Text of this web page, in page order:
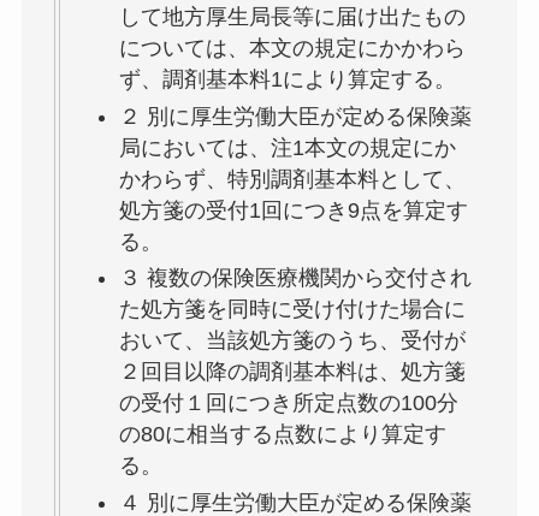
して地方厚生局長等に届け出たもの
については、本文の規定にかかわら
ず、調剤基本料1により算定する。
２ 別に厚生労働大臣が定める保険薬
局においては、注1本文の規定にか
かわらず、特別調剤基本料として、
処方箋の受付1回につき9点を算定す
る。
３ 複数の保険医療機関から交付され
た処方箋を同時に受け付けた場合に
おいて、当該処方箋のうち、受付が
２回目以降の調剤基本料は、処方箋
の受付１回につき所定点数の100分
の80に相当する点数により算定す
る。
４ 別に厚生労働大臣が定める保険薬